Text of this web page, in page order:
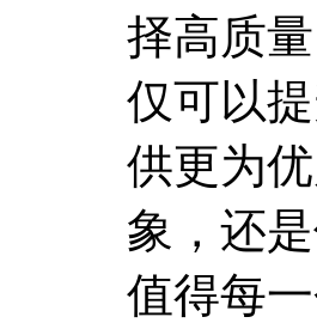
择高质
仅可以
供更为
象，还
值得每